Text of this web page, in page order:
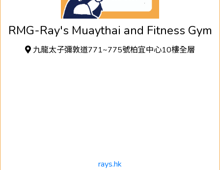
RMG-Ray's Muaythai and Fitness Gym
九龍太子彌敦道771~775號柏宜中心10樓全層
rays.hk